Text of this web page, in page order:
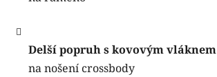
Delší popruh s kovovým vláknem
na nošení crossbody